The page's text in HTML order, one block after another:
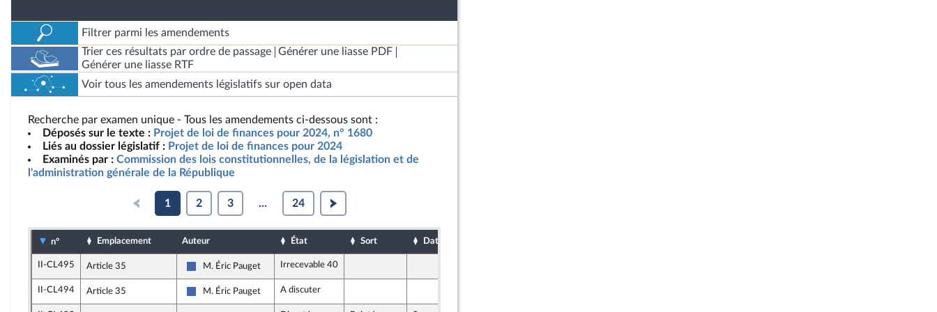
Filtrer parmi les amendements
Trier ces résultats par ordre de passage
Générer une liasse PDF
Générer une liasse RTF
Voir tous les amendements législatifs sur open data
Recherche par examen unique - Tous les amendements ci-dessous sont :
Déposés sur le texte : Projet de loi de finances pour 2024, n° 1680
Liés au dossier législatif : Projet de loi de finances pour 2024
Examinés par : Commission des lois constitutionnelles, de la législation et de
l'administration générale de la République
1 2 3 ... 24
n° Emplacement Auteur État Sort Date d'examen
II-CL495 Article 35
Les Républicains
M. Éric Pauget Irrecevable 40
II-CL494 Article 35
Les Républicains
M. Éric Pauget A discuter